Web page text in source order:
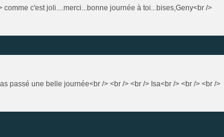
c'est joli....merci...bonne journée à toi...bises,Geny<br />
passé une belle journée<br /> <br /> <br /> Isa<br /> <br /> <br />